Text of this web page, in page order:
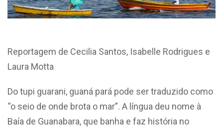
Reportagem de Cecilia Santos, Isabelle Rodrigues e
Laura Motta
Do tupi guarani, guaná pará pode ser traduzido como
“o seio de onde brota o mar”. A língua deu nome à
Baía de Guanabara, que banha e faz história no